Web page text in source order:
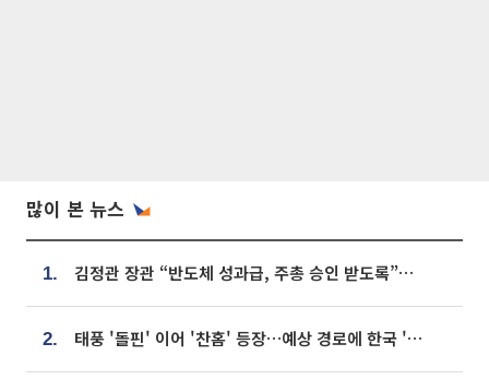
많이 본 뉴스
1. 김정관 장관 “반도체 성과급, 주총 승인 받도록”…상법·자본시장법 개정 시사
2. 태풍 '돌핀' 이어 '찬홈' 등장…예상 경로에 한국 '한숨'